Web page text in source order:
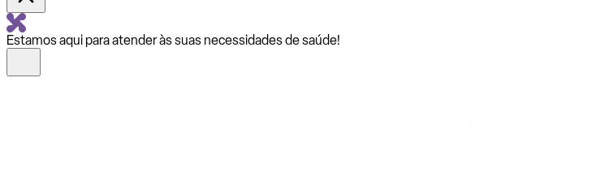
Estamos aqui para atender às suas necessidades de saúde!